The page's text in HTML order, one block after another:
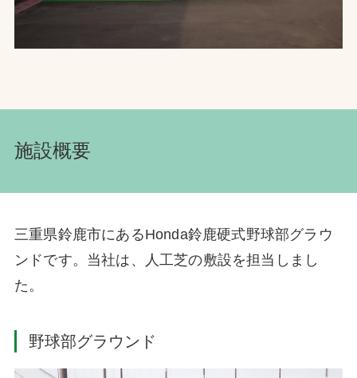
施設概要
三重県鈴鹿市にあるHonda鈴鹿硬式野球部グラウ
ンドです。当社は、人工芝の敷設を担当しまし
た。
野球部グラウンド